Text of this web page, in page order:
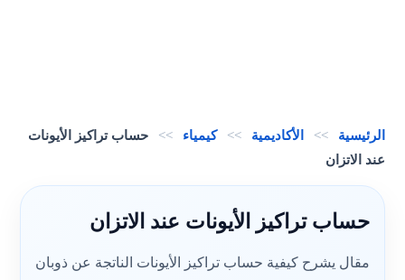
الرئيسية >> الأكاديمية >> كيمياء >>
حساب تراكيز الأيونات
عند الاتزان
حساب تراكيز الأيونات عند الاتزان
مقال يشرح كيفية حساب تراكيز الأيونات الناتجة عن ذوبان